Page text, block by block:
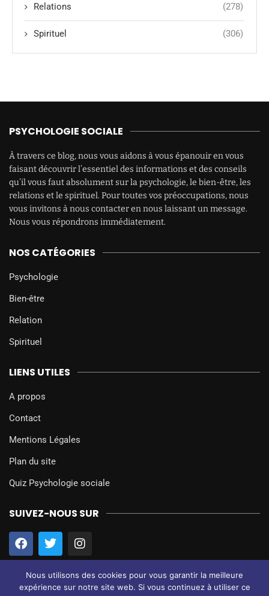
Relations (278)
Spirituel (306)
PSYCHOLOGIE SOCIALE
À travers ce blog, nous vous aidons à vous épanouir en vous
faisant découvrir l’essentiel des informations et des conseils
qu’il vous faut absolument sur la psychologie, le bien-être, les
relations et le spirituel. Pour toutes vos préoccupations, nous
vous invitons à nous contacter en nous laissant un message.
Nous vous répondrons immédiatement.
NOS CATÉGORIES
Psychologie
Bien-être
Relation
Spirituel
LIENS UTILES
A propos
Contact
Mentions Légales
Plan du site
Quiz Psychologie sociale
SUIVEZ-NOUS SUR
Nous utilisons des cookies pour vous garantir la meilleure
expérience sur notre site web. Si vous continuez à utiliser ce